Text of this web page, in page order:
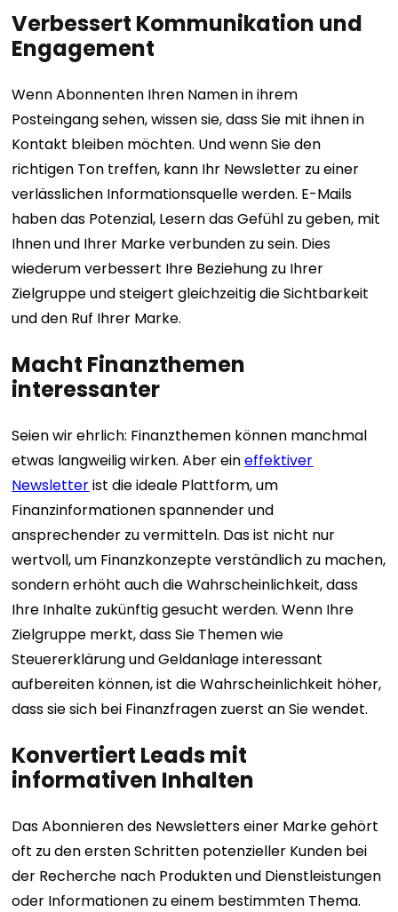
Verbessert Kommunikation und
Engagement
Wenn Abonnenten Ihren Namen in ihrem
Posteingang sehen, wissen sie, dass Sie mit ihnen in
Kontakt bleiben möchten. Und wenn Sie den
richtigen Ton treffen, kann Ihr Newsletter zu einer
verlässlichen Informationsquelle werden. E-Mails
haben das Potenzial, Lesern das Gefühl zu geben, mit
Ihnen und Ihrer Marke verbunden zu sein. Dies
wiederum verbessert Ihre Beziehung zu Ihrer
Zielgruppe und steigert gleichzeitig die Sichtbarkeit
und den Ruf Ihrer Marke.
Macht Finanzthemen
interessanter
Seien wir ehrlich: Finanzthemen können manchmal
etwas langweilig wirken. Aber eineffektiver
Newsletterist die ideale Plattform, um
Finanzinformationen spannender und
ansprechender zu vermitteln. Das ist nicht nur
wertvoll, um Finanzkonzepte verständlich zu machen,
sondern erhöht auch die Wahrscheinlichkeit, dass
Ihre Inhalte zukünftig gesucht werden. Wenn Ihre
Zielgruppe merkt, dass Sie Themen wie
Steuererklärung und Geldanlage interessant
aufbereiten können, ist die Wahrscheinlichkeit höher,
dass sie sich bei Finanzfragen zuerst an Sie wendet.
Konvertiert Leads mit
informativen Inhalten
Das Abonnieren des Newsletters einer Marke gehört
oft zu den ersten Schritten potenzieller Kunden bei
der Recherche nach Produkten und Dienstleistungen
oder Informationen zu einem bestimmten Thema.